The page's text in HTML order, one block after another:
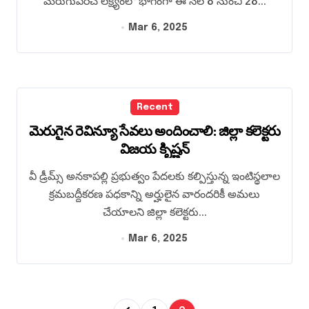
Mar 6, 2025
Recent
మెరుగైన రెవిన్యూ సేవలు అందించాలి: జిల్లా కలెక్టరు
విజయ కిృష్ణన్
వీ డ్రీమ్స్ అనకాపల్లి ప్రభుత్వం పేదలకు కల్పిస్తున్న ఇంటిస్థలాల
క్రమబద్దీకరణ పధకాన్ని అర్హులైన వారందరికీ అమలు
చేయాలని జిల్లా కలెక్టరు...
Mar 6, 2025